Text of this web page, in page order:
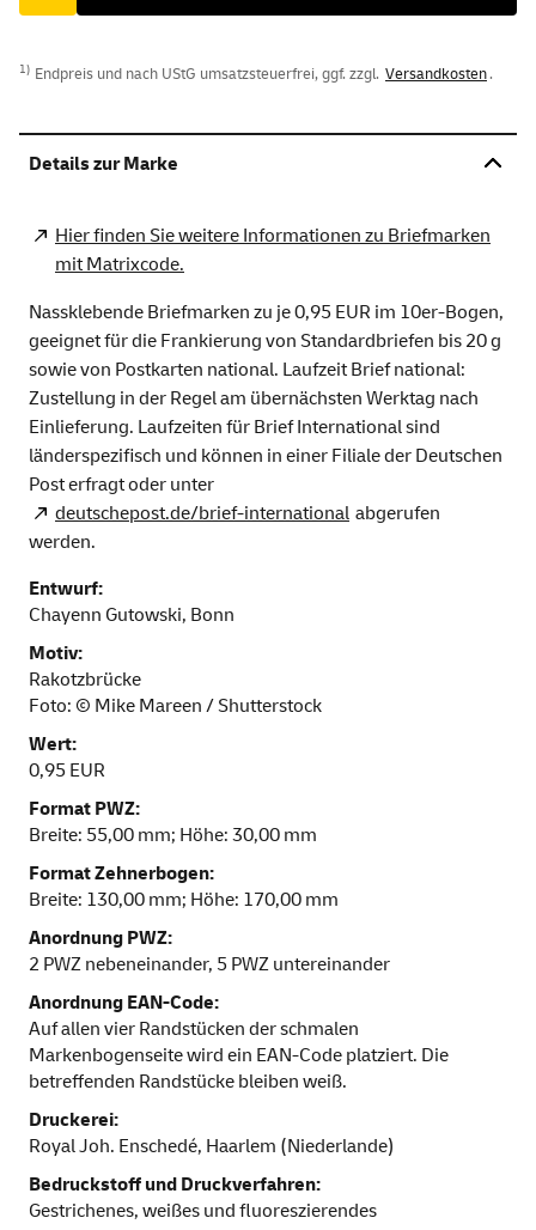
1) Endpreis und nach UStG umsatzsteuerfrei, ggf. zzgl. Versandkosten.
Details zur Marke
Hier finden Sie weitere Informationen zu Briefmarken
mit Matrixcode.
Nassklebende Briefmarken zu je 0,95 EUR im 10er-Bogen,
geeignet für die Frankierung von Standardbriefen bis 20 g
sowie von Postkarten national. Laufzeit Brief national:
Zustellung in der Regel am übernächsten Werktag nach
Einlieferung. Laufzeiten für Brief International sind
länderspezifisch und können in einer Filiale der Deutschen
Post erfragt oder unter
deutschepost.de/brief-international abgerufen
werden.
Entwurf:
Chayenn Gutowski, Bonn
Motiv:
Rakotzbrücke
Foto: © Mike Mareen / Shutterstock
Wert:
0,95 EUR
Format PWZ:
Breite: 55,00 mm; Höhe: 30,00 mm
Format Zehnerbogen:
Breite: 130,00 mm; Höhe: 170,00 mm
Anordnung PWZ:
2 PWZ nebeneinander, 5 PWZ untereinander
Anordnung EAN-Code:
Auf allen vier Randstücken der schmalen
Markenbogenseite wird ein EAN-Code platziert. Die
betreffenden Randstücke bleiben weiß.
Druckerei:
Royal Joh. Enschedé, Haarlem (Niederlande)
Bedruckstoff und Druckverfahren:
Gestrichenes, weißes und fluoreszierendes